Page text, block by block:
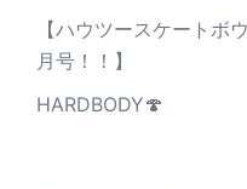
【ハウツースケート
月号！！】
HARDBODY🍄